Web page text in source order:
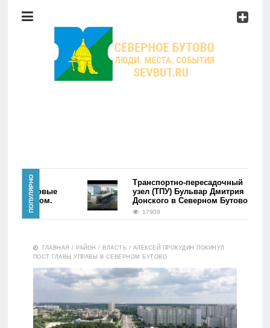
Район
Мероприятия
Главная
Новости
Мероприятия
Справочник
ПОПУЛЯРНО
Первые
фэйком.
Транспортно-пересадочный
узел (ТПУ) Бульвар Дмитрия
Донского в Северном Бутово
17909
ГЛАВНАЯ / РАЙОН / ВЛАСТЬ / АЛЕКСЕЙ ПРОКУДИН ПОКИНУЛ
ПОСТ ГЛАВЫ УПРАВЫ В СЕВЕРНОМ БУТОВО